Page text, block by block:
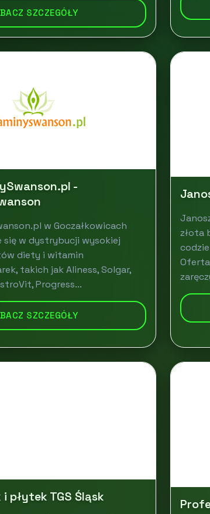
SZCZEGÓŁY
-
w Goczałkowicach
się w dystrybucji wysokiej
diety i witamin
takich jak Aliness, Solgar,
Progress...
SZCZEGÓŁY
złota
płytek TGS Śląsk